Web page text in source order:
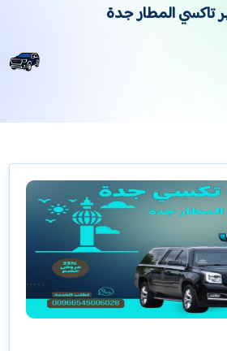
تاكسي المطار جدة